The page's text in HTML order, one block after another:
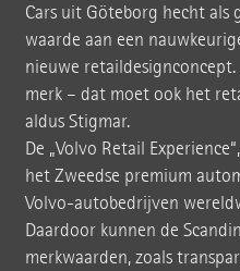
Cars uit Göteborg hecht
waarde aan een
nieuwe
merk – dat moet ook het
aldus Stigmar.
De „Volvo Retail
het Zweedse premium
Volvo-autobedrijven
Daardoor kunnen de
merkwaarden, zoals